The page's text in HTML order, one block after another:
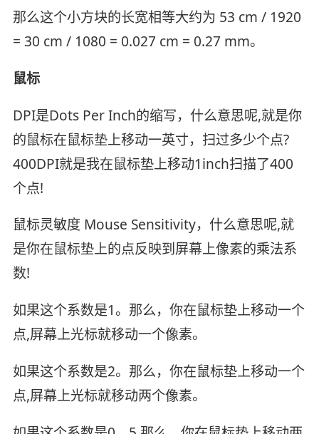
那么这个小方块的长宽相等大约为 53 cm / 1920
= 30 cm / 1080 = 0.027 cm = 0.27 mm。
鼠标
DPI是Dots Per Inch的缩写，什么意思呢,就是你
的鼠标在鼠标垫上移动一英寸，扫过多少个点?
400DPI就是我在鼠标垫上移动1inch扫描了400
个点!
鼠标灵敏度 Mouse Sensitivity，什么意思呢,就
是你在鼠标垫上的点反映到屏幕上像素的乘法系
数!
如果这个系数是1。那么，你在鼠标垫上移动一个
点,屏幕上光标就移动一个像素。
如果这个系数是2。那么，你在鼠标垫上移动一个
点,屏幕上光标就移动两个像素。